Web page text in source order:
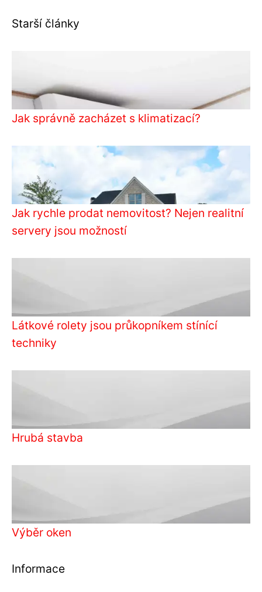
Starší články
Jak správně zacházet s klimatizací?
Jak rychle prodat nemovitost? Nejen realitní
servery jsou možností
Látkové rolety jsou průkopníkem stínící
techniky
Hrubá stavba
Výběr oken
Informace